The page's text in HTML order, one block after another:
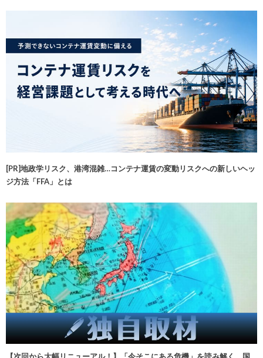
[PR]地政学リスク、港湾混雑…コンテナ運賃の変動リスクへの新しいヘッ
ジ方法「FFA」とは